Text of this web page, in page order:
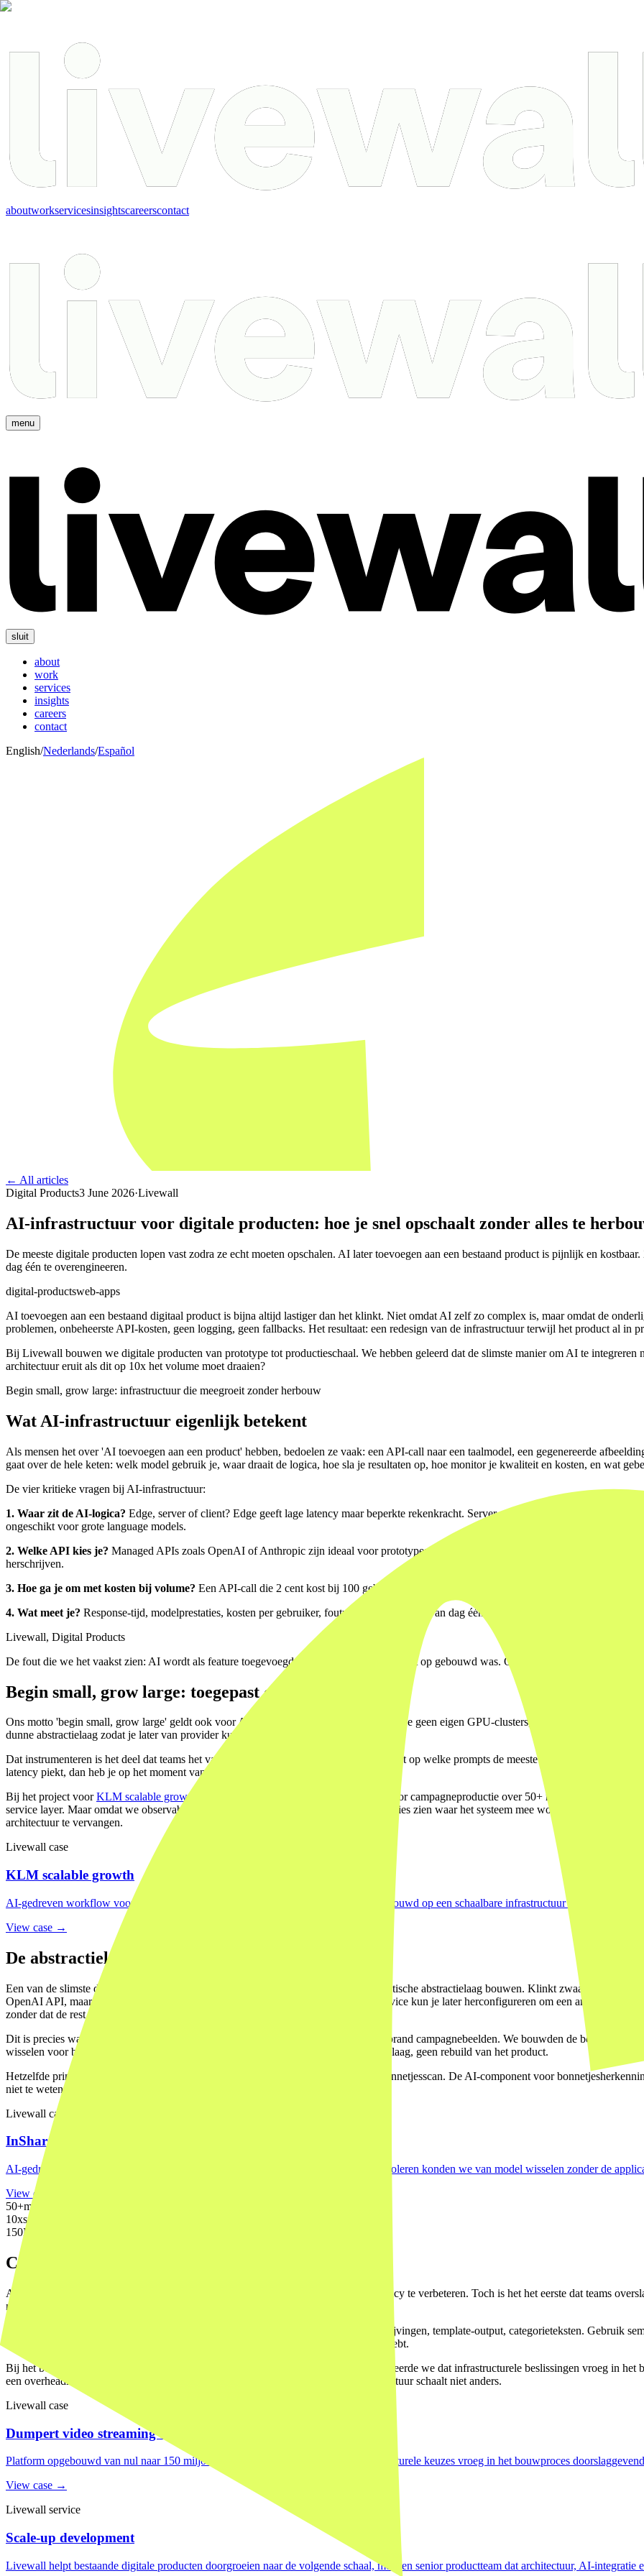
aboutworkservicesinsightscareerscontact
menu
sluit
about
work
services
insights
careers
contact
English/Nederlands/Español
← All articles
Digital Products3 June 2026·Livewall
AI-infrastructuur voor digitale producten: hoe je snel opschaalt zonder alles te
De meeste digitale producten lopen vast zodra ze echt moeten opschalen. AI later toevoegen aan een bestaand product is pijnlijk en
dag één te overengineeren.
digital-productsweb-apps
AI toevoegen aan een bestaand digitaal product is bijna altijd lastiger dan het klinkt. Niet omdat AI zelf zo complex is, maar omdat de
problemen, onbeheerste API-kosten, geen logging, geen fallbacks. Het resultaat: een redesign van de infrastructuur terwijl het product al in
Bij Livewall bouwen we digitale producten van prototype tot productieschaal. We hebben geleerd dat de slimste manier om AI te integreren
architectuur eruit als dit op 10x het volume moet draaien?
Begin small, grow large: infrastructuur die meegroeit zonder herbouw
Wat AI-infrastructuur eigenlijk betekent
Als mensen het over 'AI toevoegen aan een product' hebben, bedoelen ze vaak: een API-call naar een taalmodel, een gegenereerde
gaat over de hele keten: welk model gebruik je, waar draait de logica, hoe sla je resultaten op, hoe monitor je kwaliteit en kosten, en wat
De vier kritieke vragen bij AI-infrastructuur:
1. Waar zit de AI-logica? Edge, server of client? Edge geeft lage latency maar beperkte rekenkracht. Server geeft flexibiliteit maar kost
ongeschikt voor grote language models.
2. Welke API kies je? Managed APIs zoals OpenAI of Anthropic zijn ideaal voor prototypes. Maar als je opschaalt, wil je een
herschrijven.
3. Hoe ga je om met kosten bij volume? Een API-call die 2 cent kost bij 100 gebruikers, kost 200 euro bij 10.000. Caching van
4. Wat meet je? Response-tijd, modelprestaties, kosten per gebruiker, foutratio's. Wie dit niet van dag één bijhoudt, heeft later geen basis om
Livewall, Digital Products
De fout die we het vaakst zien: AI wordt als feature toegevoegd aan een systeem dat er niet op gebouwd was. Op prototype-schaal werkt het.
Begin small, grow large: toegepast op AI
Ons motto 'begin small, grow large' geldt ook voor AI-infrastructuur. Bij een
hoef je geen eigen GPU-clusters, geen model-fine-
dunne abstractielaag zodat je later van provider kunt wisselen, en instrumenteer direct.
Dat instrumenteren is het deel dat teams het vaakst overslaan. Maar als je geen zicht hebt op welke prompts de meeste tokens verbruiken,
latency piekt, dan heb je op het moment van opschalen geen data om op te sturen.
Bij het project voorKLM scalable growth
bouwden we een AI-gedreven workflow voor campagneproductie over 50+ markten. De
service layer. Maar omdat we observability vanaf dag één inbouwden, konden we precies zien waar het systeem mee worstelde naarmate
architectuur te vervangen.
Livewall case
KLM scalable growth
AI-gedreven workflow voor wereldwijde campagneproductie over 50+ markten. Gebouwd op een schaalbare infrastructuur met
View case →
De abstractielaag: je beste investering
Een van de slimste dingen die je kunt doen bij AI-infrastructuur is een provider-agnostische abstractielaag bouwen. Klinkt zwaar, is het niet.
OpenAI API, maar met een interne service die de API-calls afhandelt. Die interne service kun je later herconfigureren om een ander model,
zonder dat de rest van je product het merkt.
Dit is precies wat we deden bij
, een AI-gedreven visueel platform voor on-brand campagnebeelden. We bouwden de
wisselen voor betere kwaliteit bij lagere kosten, was dat een aanpassing in de service-laag, geen rebuild van het product.
Hetzelfde principe geldt voor
, ons duurzaamheidsbeloningsplatform met bonnetjesscan. De AI-component voor
niet te weten welk model er onder zit.
Livewall case
InShared
AI-gedreven visueel platform voor on-brand campagnebeelden. Door de AI-laag te isoleren konden we van model wisselen zonder de
View case →
50+markten bediend via één schaalbare AI-workflow
10xsneller campagneproductie door AI-automatisering
150M
Caching: niet sexy, wel essentieel
AI-outputs cachen is een van de makkelijkste manieren om kosten te drukken en latency te verbeteren. Toch is het het eerste dat teams
nodig is'. Maar als je caching niet vroeg inbouwt, is het later een refactor.
De aanpak die we hanteren: cache alles wat deterministisch genoeg is. Productbeschrijvingen, template-output, categorieteksten. Gebruik
zijn. En meet altijd de cache-hitratio, zodat je weet wanneer je het model echt nodig hebt.
Bij het bouwen van de
, 150 miljoen views per maand, leerde we dat infrastructurele beslissingen vroeg in
een overheadkostenpost is, is bij 10 miljoen gebruikers een bedrijfsrisico. AI-infrastractuur schaalt niet anders.
Livewall case
Dumpert video streaming app
Platform opgebouwd van nul naar 150 miljoen views per maand. Bewijs dat infrastructurele keuzes vroeg in het bouwproces
View case →
Livewall service
Scale-up development
Livewall helpt bestaande digitale producten doorgroeien naar de volgende schaal, met een senior productteam dat architectuur, AI-integratie